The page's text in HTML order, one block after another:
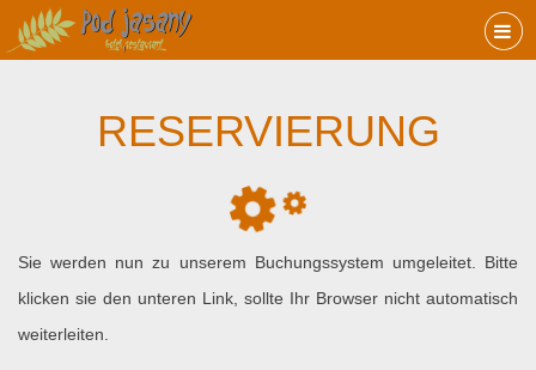
RESERVIERUNG
Sie werden nun zu unserem Buchungssystem umgeleitet. Bitte
klicken sie den unteren Link, sollte Ihr Browser nicht automatisch
weiterleiten.